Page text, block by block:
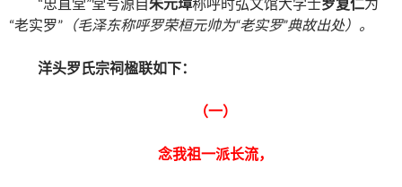
“老实罗” （毛泽东称呼罗荣桓元帅为“老实罗”典故出处）。
洋头罗氏宗祠楹联如下：
（一）
念我祖一派长流，